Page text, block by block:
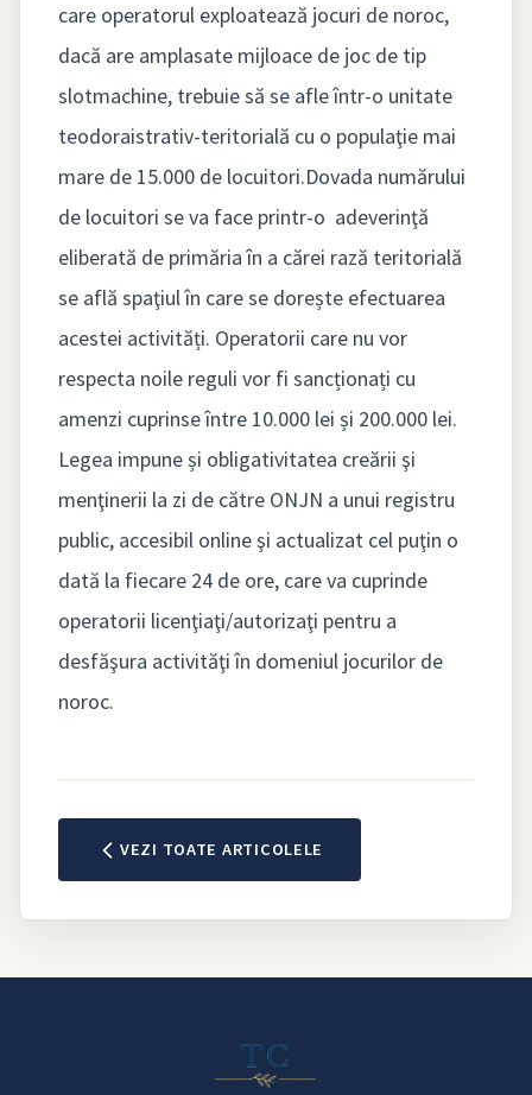
care operatorul exploatează jocuri de noroc,
dacă are amplasate mijloace de joc de tip
slotmachine, trebuie să se afle într-o unitate
teodoraistrativ-teritorială cu o populaţie mai
mare de 15.000 de locuitori.Dovada numărului
de locuitori se va face printr-o adeverinţă
eliberată de primăria în a cărei rază teritorială
se află spaţiul în care se dorește efectuarea
acestei activități. Operatorii care nu vor
respecta noile reguli vor fi sancționați cu
amenzi cuprinse între 10.000 lei și 200.000 lei.
Legea impune și obligativitatea creării şi
menţinerii la zi de către ONJN a unui registru
public, accesibil online şi actualizat cel puţin o
dată la fiecare 24 de ore, care va cuprinde
operatorii licenţiaţi/autorizaţi pentru a
desfăşura activităţi în domeniul jocurilor de
noroc.
VEZI TOATE ARTICOLELE